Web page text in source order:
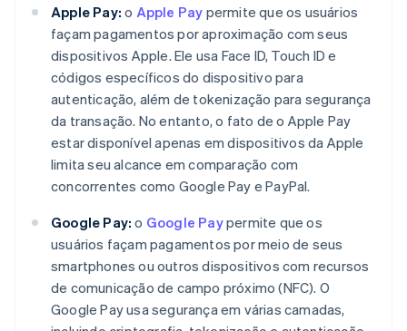
Apple Pay: o Apple Pay permite que os usuários
façam pagamentos por aproximação com seus
dispositivos Apple. Ele usa Face ID, Touch ID e
códigos específicos do dispositivo para
autenticação, além de tokenização para segurança
da transação. No entanto, o fato de o Apple Pay
estar disponível apenas em dispositivos da Apple
limita seu alcance em comparação com
concorrentes como Google Pay e PayPal.
Google Pay: o Google Paypermite que os
usuários façam pagamentos por meio de seus
smartphones ou outros dispositivos com recursos
de comunicação de campo próximo (NFC). O
Google Pay usa segurança em várias camadas,